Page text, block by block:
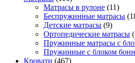
Матрасы в рулоне (11)
Беспружинные матрасы
Детские матрасы (9)
Ортопедические матрасы
Пружинные матрасы с
Пружинные с блоком
Кровати (467)